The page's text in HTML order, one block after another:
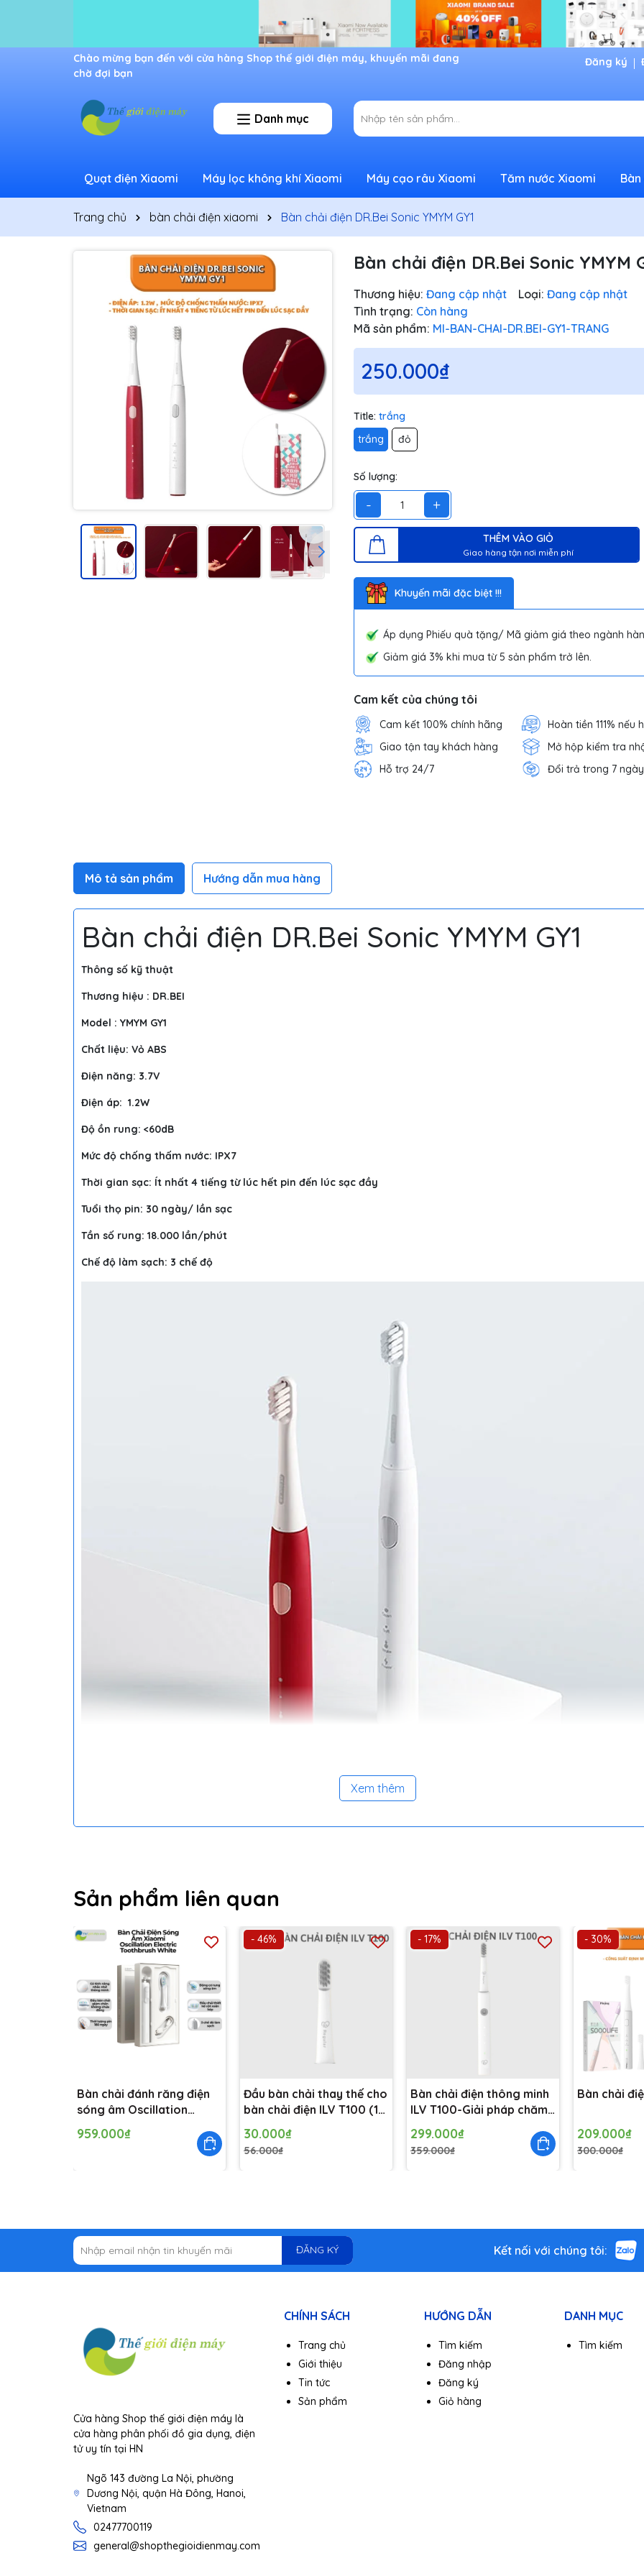
Ưu đãi lớn dành cho thành viên mới Đăng ký
Danh mục
Quạt điện Xiaomi Máy lọc không khí Xiaomi Máy cạo râu Xiaomi Tăm nước Xiaomi
Trang chủ bàn chải điện xiaomi Bàn chải điện DR.Bei Sonic YMYM GY1
Bàn chải điện DR.Bei Sonic YMYM
Thương hiệu: Đang cập nhật Loại: Đang cập nhật
Tình trạng: Còn hàng
Mã sản phẩm: MI-BAN-CHAI-DR.BEI-GY1-TRANG
250.000₫
Title: trắng
trắng
đỏ
Số lượng:
- +
THÊM VÀO GIỎ
Giao hàng tận nơi miễn phí
Khuyến mãi đặc biệt !!!
Áp dụng Phiếu quà tặng/ Mã giảm giá theo ngành
Giảm giá 3% khi mua từ 5 sản phẩm trở lên.
Cam kết của chúng tôi
Cam kết 100% chính hãng
Hoàn tiền 111% nếu
Giao tận tay khách hàng
Mở hộp kiểm tra
Hỗ trợ 24/7
Đổi trả trong 7 ngày
Mô tả sản phẩm Hướng dẫn mua hàng
Bàn chải điện DR.Bei Sonic YMYM GY1
Thông số kỹ thuật
Thương hiệu : DR.BEI
Model : YMYM GY1
Chất liệu: Vỏ ABS
Điện năng: 3.7V
Điện áp: 1.2W
Độ ồn rung: <60dB
Mức độ chống thấm nước: IPX7
Thời gian sạc: Ít nhất 4 tiếng từ lúc hết pin đến lúc sạc đầy
Tuổi thọ pin: 30 ngày/ lần sạc
Tần số rung: 18.000 lần/phút
Chế độ làm sạch: 3 chế độ
Có nút điều khiển thiết bị, có đèn thể hiện chế độ hoạt động và mức pin.
2. Cổng ẩn để sạc pin, chống nước IPX7 tiêu chuẩn, có thể sử dụng thiết bị trong lúc tắm.
3. Sử dụng âm thanh động cơ GMSoft, rung 18.000 vòng/phút.
3. Tiếng ồn không bị vượt quá 60dB, tạo cảm giác thoải mái khi sử dụng.
4. Chế độ hẹn giờ, tự động tắt sau 2 phút hoạt động.
Xem thêm
Sản phẩm liên quan
Bàn chải đánh răng điện
sóng âm Oscillation
Electric Toothbrush
White GL BHR9814GL
959.000₫
- 46%
Đầu bàn chải thay thế cho
bàn chải điện ILV T100 (1
chiếc)
30.000₫
56.000₫
- 17%
Bàn chải điện thông minh
ILV T100-Giải pháp chăm
sóc răng miệng toàn diện
299.000₫
359.000₫
- 30%
Bàn chải
209.000₫
300.000₫
ĐĂNG KÝ Kết nối với chúng tôi:
Cửa hàng Shop thế giới điện máy là
cửa hàng phân phối đồ gia dụng, điện
tử uy tín tại HN
Ngõ 143 đường La Nội, phường
Dương Nội, quận Hà Đông, Hanoi,
Vietnam
02477700119
general@shopthegioidienmay.com
CHÍNH SÁCH
Trang chủ
Giới thiệu
Tin tức
Sản phẩm
HƯỚNG DẪN
Tìm kiếm
Đăng nhập
Đăng ký
Giỏ hàng
DANH MỤC
Tìm kiếm